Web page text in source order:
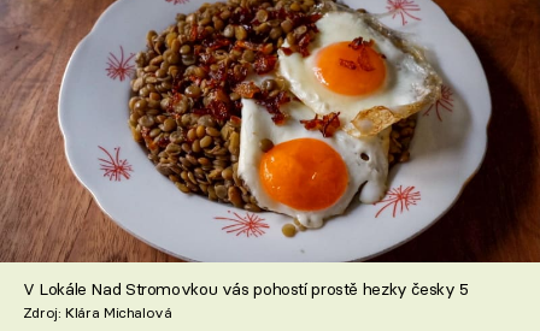
V Lokále Nad Stromovkou vás pohostí prostě hezky česky 5
Zdroj: Klára Michalová